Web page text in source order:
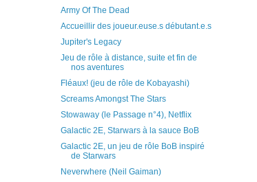
Army Of The Dead
Accueillir des joueur.euse.s débutant.e.s
Jupiter's Legacy
Jeu de rôle à distance, suite et fin de
nos aventures
Fléaux! (jeu de rôle de Kobayashi)
Screams Amongst The Stars
Stowaway (le Passage n°4), Netflix
Galactic 2E, Starwars à la sauce BoB
Galactic 2E, un jeu de rôle BoB inspiré
de Starwars
Neverwhere (Neil Gaiman)